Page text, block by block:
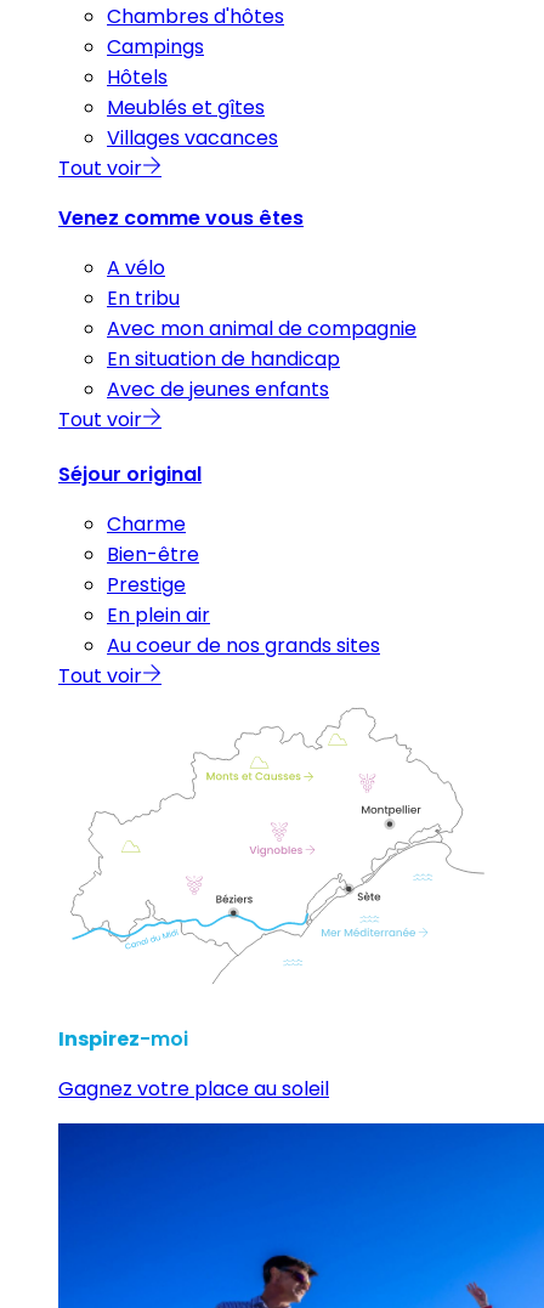
Chambres d'hôtes
Campings
Hôtels
Meublés et gîtes
Villages vacances
Tout voir
Venez comme vous êtes
A vélo
En tribu
Avec mon animal de compagnie
En situation de handicap
Avec de jeunes enfants
Tout voir
Séjour original
Charme
Bien-être
Prestige
En plein air
Au coeur de nos grands sites
Tout voir
Inspirez-moi
Gagnez votre place au soleil